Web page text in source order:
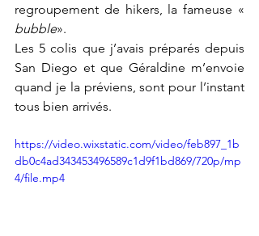
bubble».
Les 5 colis que j’avais préparés depuis
San Diego et que Géraldine m’envoie
quand je la préviens, sont pour l’instant
tous bien arrivés.
https://video.wixstatic.com/video/feb897_1b
db0c4ad343453496589c1d9f1bd869/720p/mp
4/file.mp4